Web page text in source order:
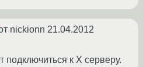
nickionn 21.04.2012
подключиться к X серверу.